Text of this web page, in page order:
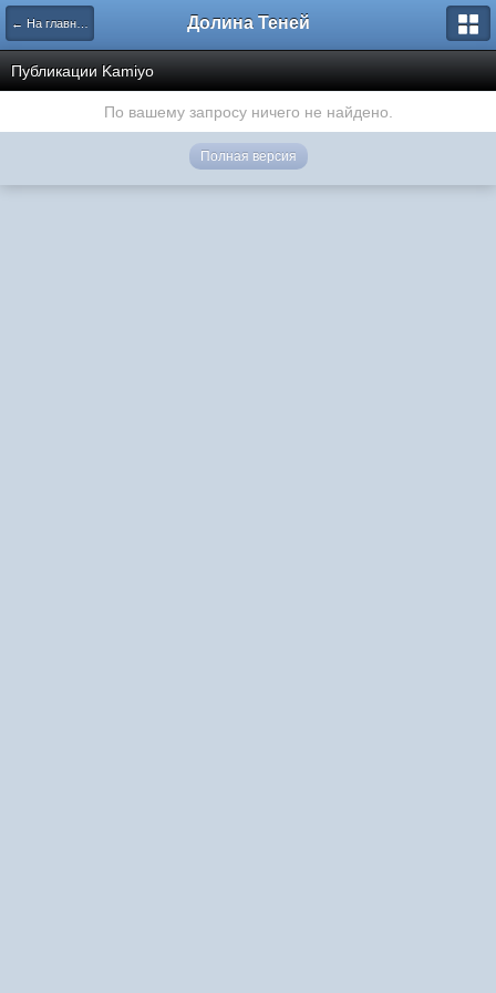
← На главную Долина Теней
Публикации Kamiyo
По вашему запросу ничего не найдено.
Полная версия